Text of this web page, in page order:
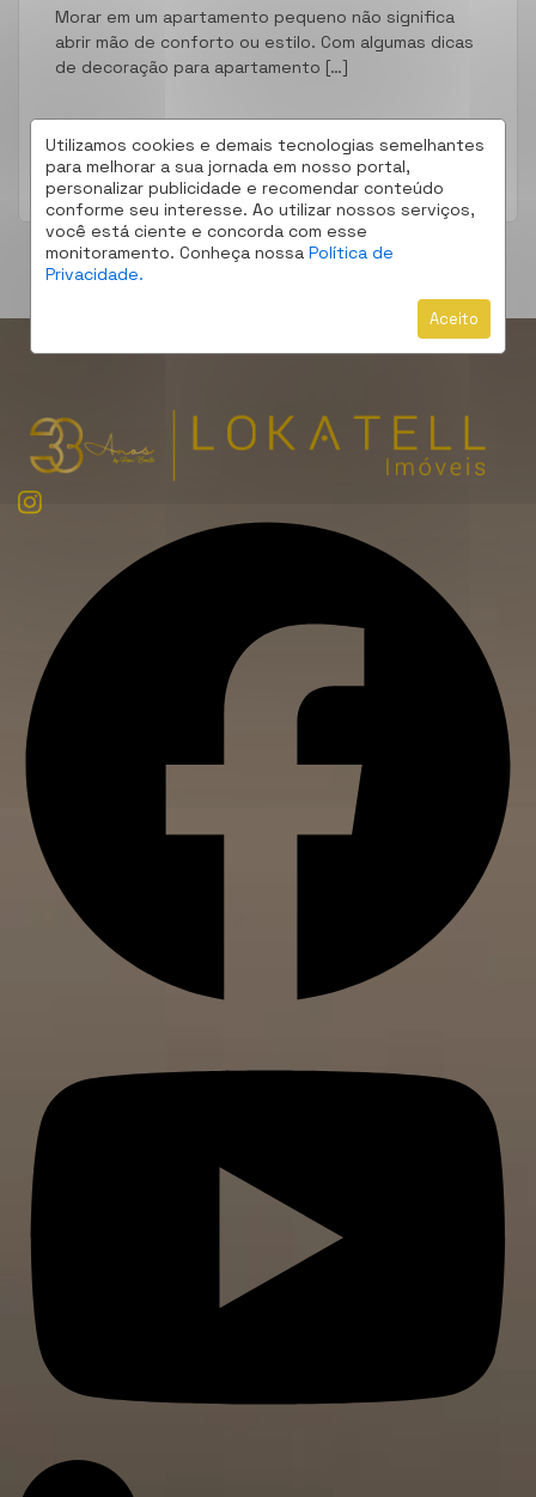
Utilizamos cookies e demais tecnologias semelhantes
para melhorar a sua jornada em nosso portal,
personalizar publicidade e recomendar conteúdo
conforme seu interesse. Ao utilizar nossos serviços,
você está ciente e concorda com esse
monitoramento. Conheça nossa Política de
Privacidade.
Aceito
Morar em um apartamento pequeno não significa
abrir mão de conforto ou estilo. Com algumas dicas
de decoração para apartamento […]
LEIA MAIS